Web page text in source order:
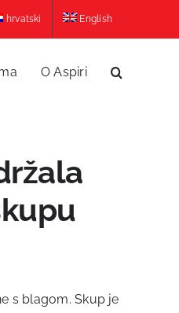
hrvatski English
O Aspiri
s blagom. Skup je